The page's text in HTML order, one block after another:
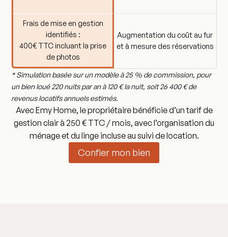
Frais de mise en gestion
identifiés :
400€ TTC incluant la prise
de photos
Augmentation du coût au fur
et à mesure des réservations
* Simulation basée sur un modèle à 25 % de commission, pour
un bien loué 220 nuits par an à 120 € la nuit, soit 26 400 € de
revenus locatifs annuels estimés.
Avec Emy Home, le propriétaire bénéficie d’un tarif de
gestion clair à 250 € TTC / mois, avec l’organisation du
ménage et du linge incluse au suivi de location.
Confier mon bien